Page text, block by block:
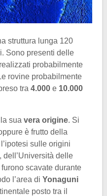
struttura lunga 120
Sono presenti delle
probabilmente
rovine probabilmente
tra 4.000 e 10.000
sua vera origine. Si
è frutto della
sulle origini
dell’Università delle
scavate durante
l’area di Yonaguni
posto tra il